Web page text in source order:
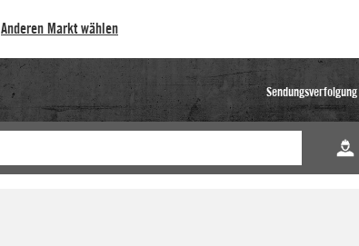
Anderen Markt wählen
Sendungsverfolgung